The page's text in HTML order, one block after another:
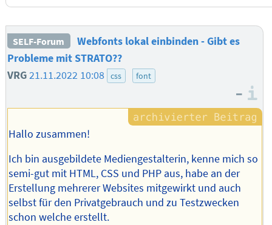
SELF-Forum
Webfonts lokal einbinden - Gibt es
Probleme mit STRATO??
VRG21.11.2022 10:08 css font
–
Hallo zusammen!
Ich bin ausgebildete Mediengestalterin, kenne mich so
semi-gut mit HTML, CSS und PHP aus, habe an der
Erstellung mehrerer Websites mitgewirkt und auch
selbst für den Privatgebrauch und zu Testzwecken
schon welche erstellt.